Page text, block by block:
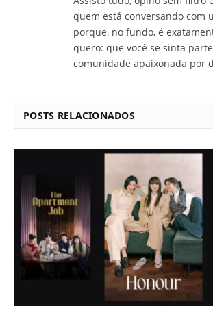
quem está conversando com
porque, no fundo, é
quero: que você se sinta
comunidade apaixonada por
POSTS RELACIONADOS